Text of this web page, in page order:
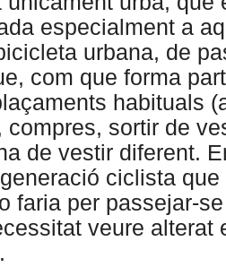
especialment a
urbana, de
com que forma
habituals
compres, sortir de
de vestir diferent.
ciclista
faria per passejar-
veure alterat